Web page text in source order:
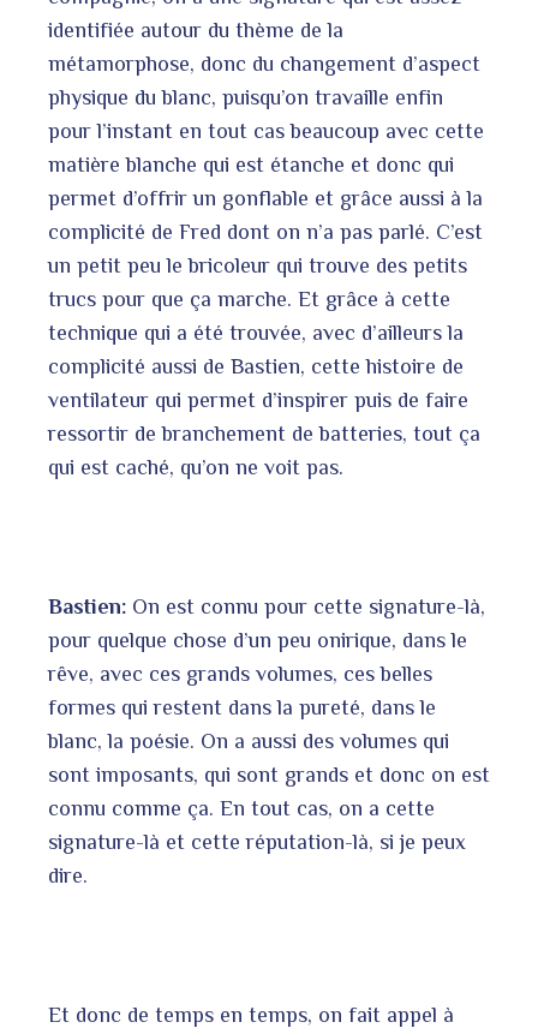
identifiée autour du thème de la
métamorphose, donc du changement d’aspect
physique du blanc, puisqu’on travaille enfin
pour l’instant en tout cas beaucoup avec cette
matière blanche qui est étanche et donc qui
permet d’offrir un gonflable et grâce aussi à la
complicité de Fred dont on n’a pas parlé. C’est
un petit peu le bricoleur qui trouve des petits
trucs pour que ça marche. Et grâce à cette
technique qui a été trouvée, avec d’ailleurs la
complicité aussi de Bastien, cette histoire de
ventilateur qui permet d’inspirer puis de faire
ressortir de branchement de batteries, tout ça
qui est caché, qu’on ne voit pas.
Bastien: On est connu pour cette signature-là,
pour quelque chose d’un peu onirique, dans le
rêve, avec ces grands volumes, ces belles
formes qui restent dans la pureté, dans le
blanc, la poésie. On a aussi des volumes qui
sont imposants, qui sont grands et donc on est
connu comme ça. En tout cas, on a cette
signature-là et cette réputation-là, si je peux
dire.
Et donc de temps en temps, on fait appel à